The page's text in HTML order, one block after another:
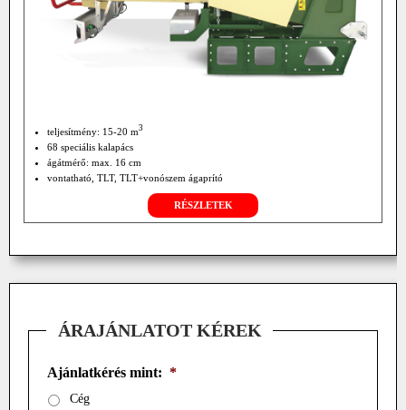
teljesítmény: 15-20 m3
68 speciális kalapács
ágátmérő: max. 16 cm
vontatható, TLT, TLT+vonószem ágaprító
RÉSZLETEK
ÁRAJÁNLATOT KÉREK
Ajánlatkérés mint: *
Cég